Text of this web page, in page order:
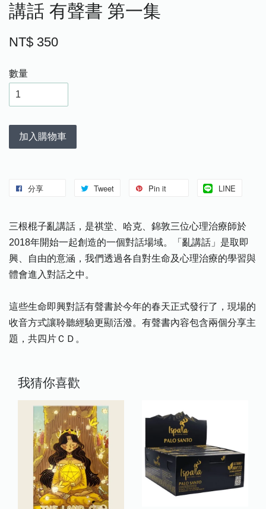
講話 有聲書 第一集
NT$ 350
數量
加入購物車
分享 Tweet Pin it LINE
三根棍子亂講話，是祺堂、哈克、錦敦三位心理治療師於
2018年開始一起創造的一個對話場域。「亂講話」是取即
興、自由的意涵，我們透過各自對生命及心理治療的學習與
體會進入對話之中。
這些生命即興對話有聲書於今年的春天正式發行了，現場的
收音方式讓聆聽經驗更顯活潑。有聲書內容包含兩個分享主
題，共四片ＣＤ。
我猜你喜歡